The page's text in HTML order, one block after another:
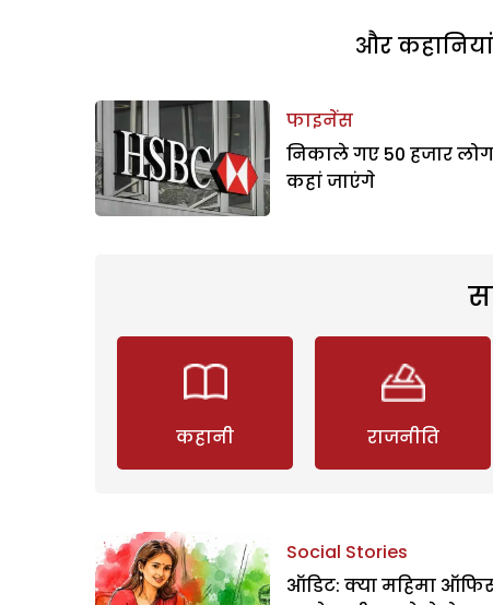
और
फाइनेंस
निकाले गए 50 हजार लोग
कहां जाएंगे
कहानी राजनीति
Social Stories
ऑडिट: क्या महिमा